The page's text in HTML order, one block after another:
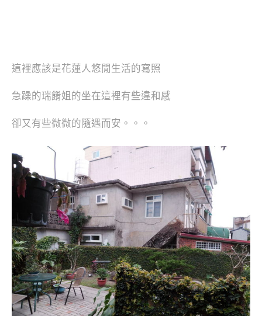
這裡應該是花蓮人悠閒生活的寫照
急躁的瑞餚姐的坐在這裡有些違和感
卻又有些微微的隨遇而安。。。